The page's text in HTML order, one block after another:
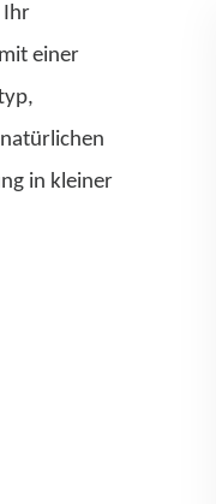
Ihr
einer
in kleiner